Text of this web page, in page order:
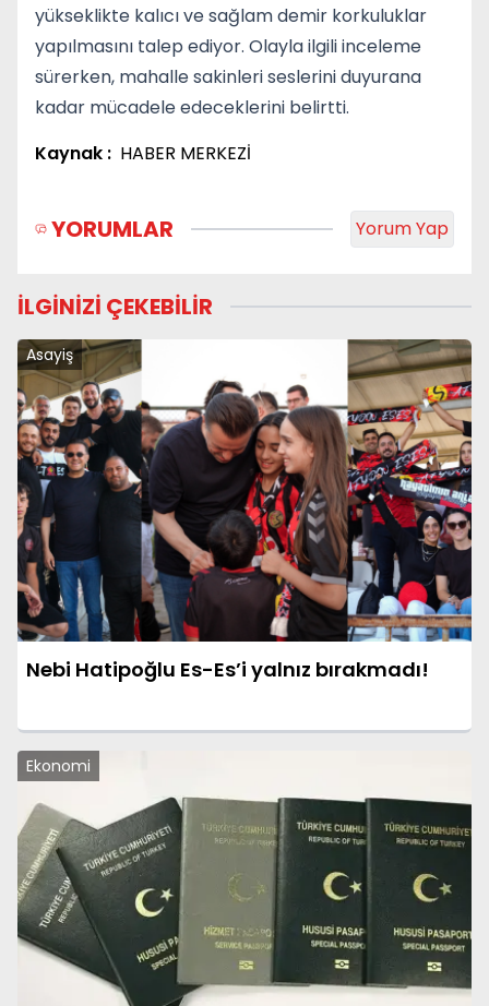
yükseklikte kalıcı ve sağlam demir korkuluklar
yapılmasını talep ediyor. Olayla ilgili inceleme
sürerken, mahalle sakinleri seslerini duyurana
kadar mücadele edeceklerini belirtti.
Kaynak : HABER MERKEZİ
YORUMLAR Yorum Yap
İLGİNİZİ ÇEKEBİLİR
Asayiş
Nebi Hatipoğlu Es-Es’i yalnız bırakmadı!
Ekonomi